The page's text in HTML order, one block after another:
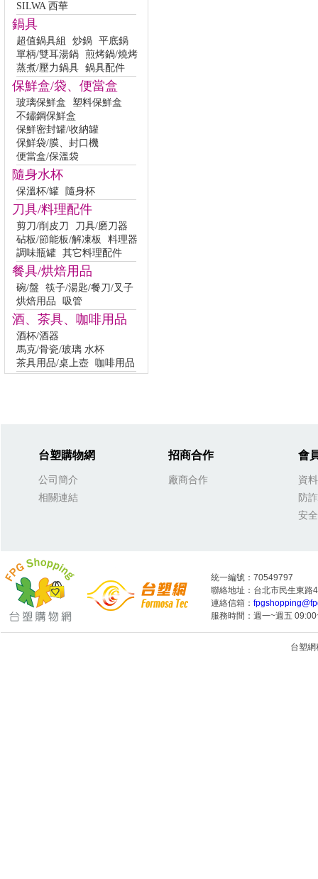
SILWA 西華
鍋具
超值鍋具組 炒鍋 平底鍋
單柄/雙耳湯鍋 煎烤鍋/燒烤
蒸煮/壓力鍋具 鍋具配件
保鮮盒/袋、便當盒
玻璃保鮮盒
塑料保鮮盒
不鏽鋼保鮮盒
保鮮密封罐/收納罐
保鮮袋/膜、封口機
便當盒/保溫袋
隨身水杯
保溫杯/罐 隨身杯
刀具/料理配件
剪刀/削皮刀
刀具/磨刀器
砧板/節能板/解凍板
料理器
調味瓶罐 其它料理配件
餐具/烘焙用品
碗/盤
筷子/湯匙/餐刀/叉子
烘焙用品
吸管
酒、茶具、咖啡用品
酒杯/酒器
馬克/骨瓷/玻璃 水杯
茶具用品/桌上壺 咖啡用品
台塑購物網
公司簡介
相關連結
招商合作
廠商合作
會
資
防
安
統一編號：70549797
聯絡地址：台北市民生東路
連絡信箱：
服務時間：週一~週五
台塑